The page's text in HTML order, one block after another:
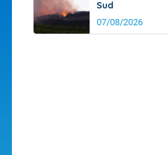
Sud
07/08/2026